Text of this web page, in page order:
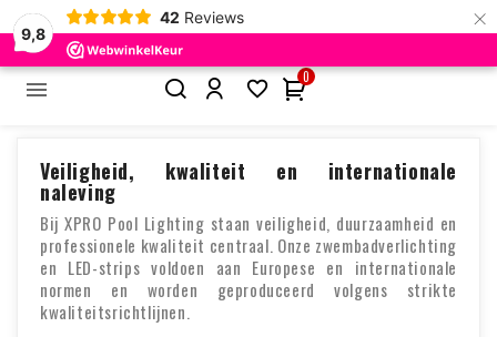
9,8
42 Reviews ×
 
0
Certificaten & Garantie – XPRO Pool Lighting
Certificaten & Garantie – XPRO Pool Lighting
Veiligheid, kwaliteit en internationale
naleving
Bij XPRO Pool Lighting staan veiligheid, duurzaamheid en
professionele kwaliteit centraal. Onze zwembadverlichting
en LED-strips voldoen aan Europese en internationale
normen en worden geproduceerd volgens strikte
kwaliteitsrichtlijnen.